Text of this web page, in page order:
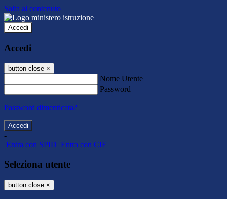
Salta al contenuto
Accedi
Accedi
button close ×
Nome Utente
Password
Password dimenticata?
-
Entra con SPID Entra con CIE
Seleziona utente
button close ×